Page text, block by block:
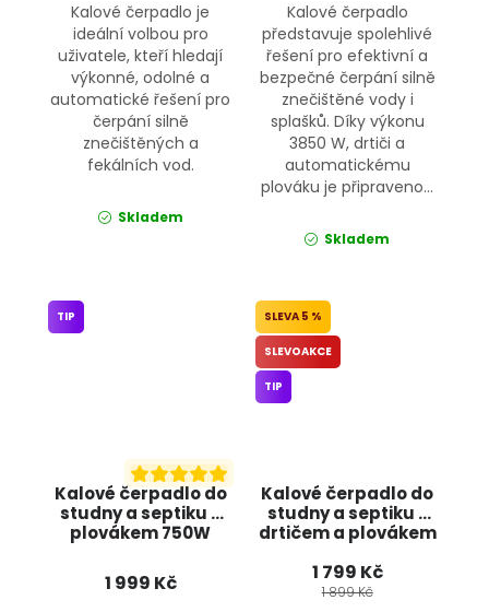
Kalové čerpadlo je
ideální volbou pro
uživatele, kteří hledají
výkonné, odolné a
automatické řešení pro
čerpání silně
znečištěných a
fekálních vod.
Skladem
Kalové čerpadlo
představuje spolehlivé
řešení pro efektivní a
bezpečné čerpání silně
znečištěné vody i
splašků. Díky výkonu
3850 W, drtiči a
automatickému
plováku je připraveno...
Skladem
Kalové čerpadlo do
studny a septiku s
plovákem 750W
Powermat
TIP
1 999 Kč
Kalové čerpadlo do
studny a septiku s
drtičem a plovákem
KRAFT&DELE
5 %
SLEVOAKCE
TIP
1 799 Kč
1 899 Kč